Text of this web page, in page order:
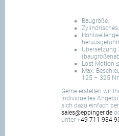
Baugröße:
Zylindrisches
Übersetzung
Lost Motion
Max.
125 – 325
Gerne erstellen wir
individuelles
sich dazu einfach
sales@eppinger.de
unter +49 711 934